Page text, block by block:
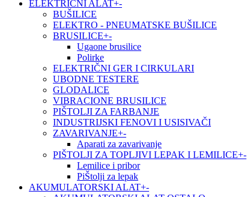
ELEKTRIČNI ALAT+-
BUŠILICE
ELEKTRO - PNEUMATSKE BUŠILICE
BRUSILICE+-
Ugaone brusilice
Polirke
ELEKTRIČNI GER I CIRKULARI
UBODNE TESTERE
GLODALICE
VIBRACIONE BRUSILICE
PIŠTOLJI ZA FARBANJE
INDUSTRIJSKI FENOVI I USISIVAČI
ZAVARIVANJE+-
Aparati za zavarivanje
PIŠTOLJI ZA TOPLJIVI LEPAK I LEMILICE+-
Lemilice i pribor
PiŠtolji za lepak
AKUMULATORSKI ALAT+-